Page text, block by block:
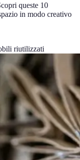
queste 10
in modo creativo
riutilizzati